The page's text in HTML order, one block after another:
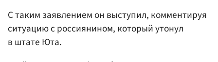
С таким заявлением он выступил, комментируя
ситуацию с россиянином, который утонул
в штате Юта.